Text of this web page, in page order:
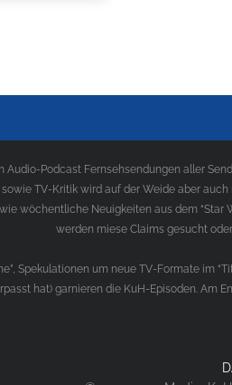
Podcast Fernsehsendungen aller
TV-Kritik wird auf der Weide aber
wöchentliche Neuigkeiten aus dem
werden miese Claims gesucht
Spekulationen um neue TV-Formate im
hat) garnieren die KuH-Episoden. Am